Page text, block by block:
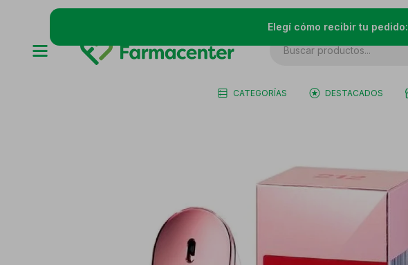
Elegí cómo recibir tu pedido:
CATEGORÍAS DESTACADOS